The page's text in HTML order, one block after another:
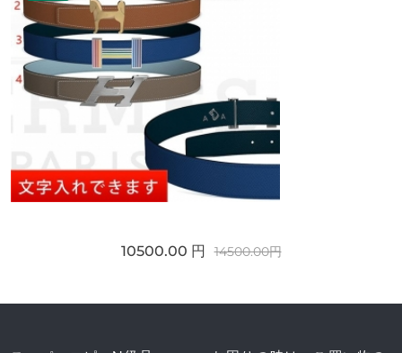
10500.00 円 14500.00円